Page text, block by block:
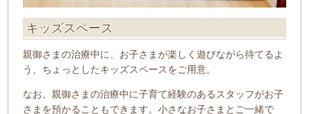
キッズスペース
親御さまの治療中に、お子さまが楽しく遊びながら待てるよ
う、ちょっとしたキッズスペースをご用意。
なお、親御さまの治療中に子育て経験のあるスタッフがお子
さまを預かることもできます。小さなお子さまとご一緒で